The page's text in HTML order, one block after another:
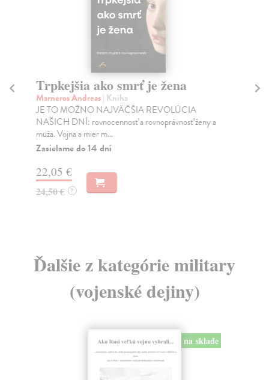
Trpkejšia ako smrť je žena
Marneros Andreas| Kniha
JE TO MOŽNO NAJVÄČŠIA REVOLÚCIA
NAŠICH DNÍ: rovnocennosť a rovnoprávnosť ženy a
muža. Vojna a mier m...
Zasielame do 14 dní
22,05 €
24,50 € ?
Ďalšie z kategórie military
(vojenské dejiny)
na sklade